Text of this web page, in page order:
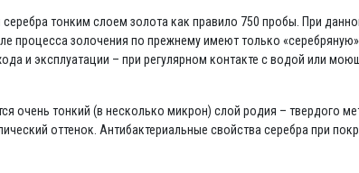
тонким слоем золота как правило 750 пробы. При
процесса золочения по прежнему имеют только
и эксплуатации – при регулярном контакте с водой или
очень тонкий (в несколько микрон) слой родия – твердого
оттенок. Антибактериальные свойства серебра при